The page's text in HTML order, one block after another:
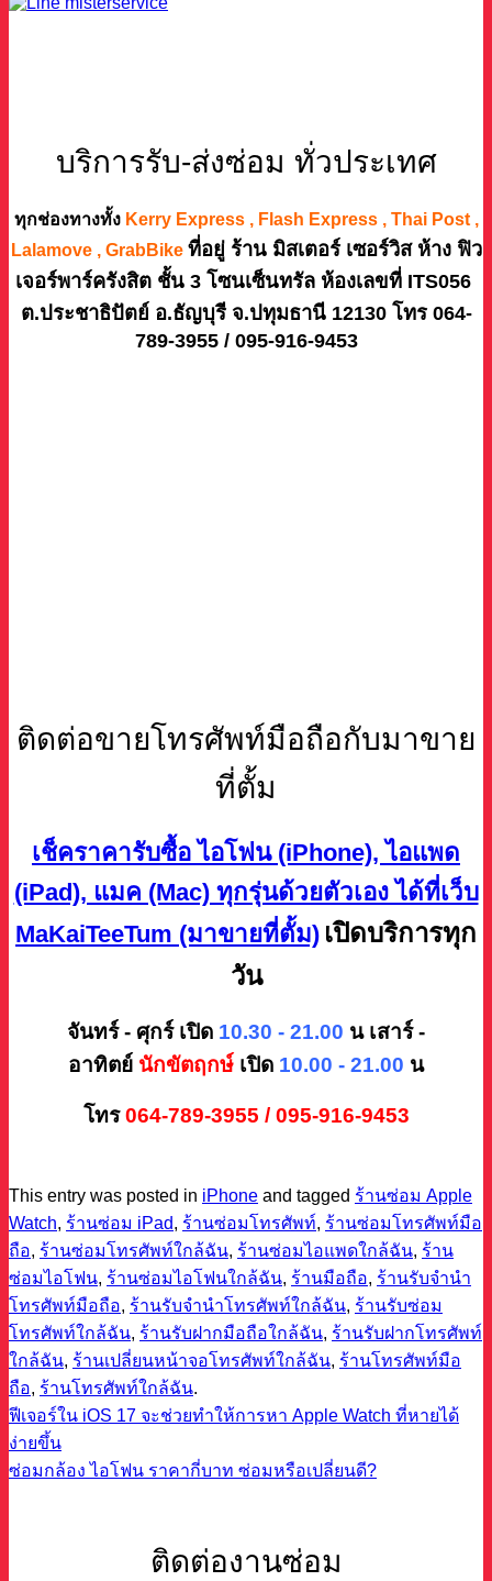
บริการรับ-ส่งซ่อม ทั่วประเทศ
ทุกช่องทางทั้ง Kerry Express , Flash Express , Thai Post ,
Lalamove , GrabBike ที่อยู่ ร้าน มิสเตอร์ เซอร์วิส ห้าง ฟิว
เจอร์พาร์ครังสิต ชั้น 3 โซนเซ็นทรัล ห้องเลขที่ ITS056
ต.ประชาธิปัตย์ อ.ธัญบุรี จ.ปทุมธานี 12130 โทร 064-
789-3955 / 095-916-9453
ติดต่อขายโทรศัพท์มือถือกับมาขาย
ที่ตั้ม
เช็คราคารับซื้อ ไอโฟน (iPhone), ไอแพด
(iPad), แมค (Mac) ทุกรุ่นด้วยตัวเอง ได้ที่เว็บ
MaKaiTeeTum (มาขายที่ตั้ม) เปิดบริการทุก
วัน
จันทร์ - ศุกร์ เปิด 10.30 - 21.00 น เสาร์ -
อาทิตย์ นักขัตฤกษ์ เปิด 10.00 - 21.00 น
โทร064-789-3955 / 095-916-9453
This entry was posted in iPhone and tagged ร้านซ่อม Apple
Watch, ร้านซ่อม iPad, ร้านซ่อมโทรศัพท์, ร้านซ่อมโทรศัพท์มือ
ถือ, ร้านซ่อมโทรศัพท์ใกล้ฉัน, ร้านซ่อมไอแพดใกล้ฉัน, ร้าน
ซ่อมไอโฟน, ร้านซ่อมไอโฟนใกล้ฉัน, ร้านมือถือ, ร้านรับจำนำ
โทรศัพท์มือถือ, ร้านรับจำนำโทรศัพท์ใกล้ฉัน, ร้านรับซ่อม
โทรศัพท์ใกล้ฉัน, ร้านรับฝากมือถือใกล้ฉัน, ร้านรับฝากโทรศัพท์
ใกล้ฉัน, ร้านเปลี่ยนหน้าจอโทรศัพท์ใกล้ฉัน, ร้านโทรศัพท์มือ
ถือ, ร้านโทรศัพท์ใกล้ฉัน.
ฟีเจอร์ใน iOS 17 จะช่วยทำให้การหา Apple Watch ที่หายได้
ง่ายขึ้น
ซ่อมกล้อง ไอโฟน ราคากี่บาท ซ่อมหรือเปลี่ยนดี?
ติดต่องานซ่อม